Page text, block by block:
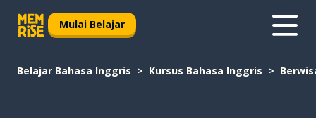
Mulai Belajar
Belajar Bahasa Inggris Kursus Bahasa Inggris